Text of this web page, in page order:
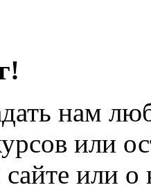
нам
или
или о